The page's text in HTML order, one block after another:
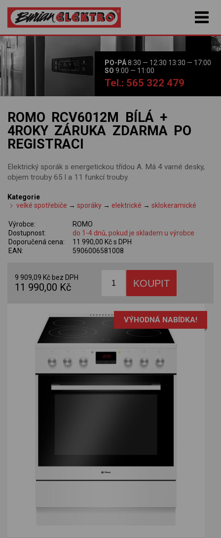
PO-PÁ8:30 — 12:30 13:30 — 17:00
SO 9:00 — 11:00
Tel.: 565 322 479
ROMO RCV6012M BÍLÁ +
4ROKY ZÁRUKA ZDARMA PO
REGISTRACI
Elektrický sporák s energetickou třídou A. Má 4 varné desky,
objem trouby 65 l a 11 funkcí trouby.
Kategorie
velké spotřebiče →sporáky → elektrické →sklokeramické
Výrobce:
ROMO
Dostupnost:
do 1-4 dnů, pokud je skladem u výrobce
Doporučená cena:
11 990,00 Kč s DPH
EAN:
5906006581008
9 909,09 Kč bez DPH
11 990,00 Kč
VÝHODNÁ NABÍDKA!